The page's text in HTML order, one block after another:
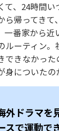
て、24時間
ら帰ってきて
一番家から
ルーティン。
できなかっ
身についたの
外ドラマを
スで運動で